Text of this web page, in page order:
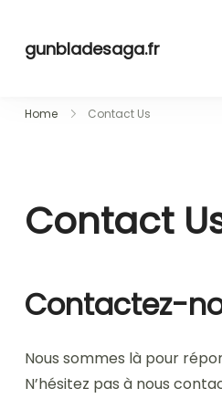
content
gunbladesaga.fr
Home Contact Us
Contact
Contactez-
Nous sommes là pour
N’hésitez pas à nous